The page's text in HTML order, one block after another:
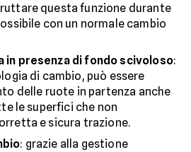
questa funzione durante
con un normale cambio
in presenza di fondo scivoloso:
di cambio, può essere
delle ruote in partenza anche
le superfici che non
e sicura trazione.
: grazie alla gestione